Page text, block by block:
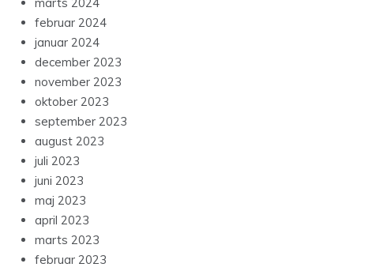
februar 2024
januar 2024
december 2023
november 2023
oktober 2023
september 2023
august 2023
juli 2023
juni 2023
maj 2023
april 2023
marts 2023
februar 2023